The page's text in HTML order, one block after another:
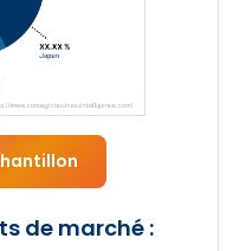
de marché :